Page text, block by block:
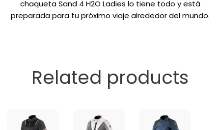
chaqueta Sand 4 H2O Ladies lo tiene todo y está
preparada para tu próximo viaje alrededor del mundo.
Related products